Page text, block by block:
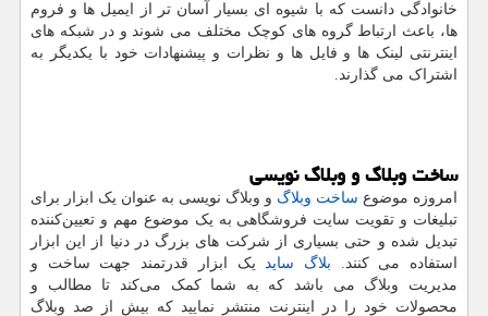
خانوادگی دانست که با شیوه ای بسیار آسان تر از ایمیل ها و فروم
ها، باعث ارتباط گروه های کوچک مختلف می شوند و در شبکه های
اینترنتی لینک ها و فایل ها و نظرات و پیشنهادات خود با یکدیگر به
اشتراک می گذارند.
ساخت وبلاگ و وبلاگ نویسی
امروزه موضوع ساخت وبلاگ و وبلاگ نویسی به عنوان یک ابزار برای
تبلیغات و تقویت سایت فروشگاهی به یک موضوع مهم و تعیین‌کننده
تبدیل شده و حتی بسیاری از شرکت های بزرگ در دنیا از این ابزار
استفاده می کنند. بلاگ سایدیک ابزار قدرتمند جهت ساخت و
مدیریت وبلاگ می باشد که به شما کمک می‌کند تا مطالب و
محصولات خود را در اینترنت منتشر نمایید که بیش از صد وبلاگ